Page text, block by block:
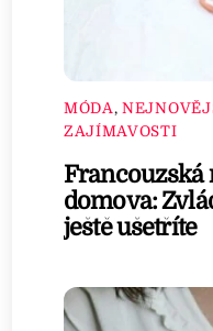
MÓDA,
ZAJÍMAVOSTI
Francouzská
domova:
ještě ušetříte